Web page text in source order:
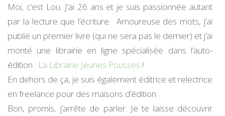
Moi, c’est Lou. J’ai 26 ans et je suis passionnée autant
par la lecture que l’écriture. Amoureuse des mots, j’ai
publié un premier livre (qui ne sera pas le dernier) et j’ai
monté une librairie en ligne spécialisée dans l’auto-
édition : La Librairie Jeunes Pousses !
En dehors de ça, je suis également éditrice et relectrice
en freelance pour des maisons d’édition.
Bon, promis, j’arrête de parler. Je te laisse découvrir